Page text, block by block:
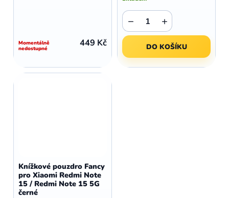
Momentálně
nedostupné 449 Kč
+
−
DO KOŠÍKU
Knížkové pouzdro Fancy
pro Xiaomi Redmi Note
15 / Redmi Note 15 5G
černé